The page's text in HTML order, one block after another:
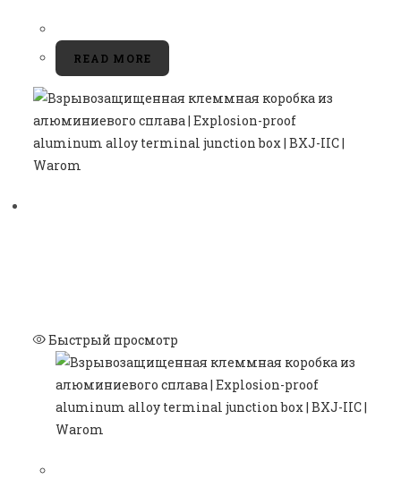
READ MORE
Быстрый просмотр